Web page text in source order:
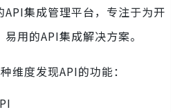
API集成管理平台，专注于为开
用的API集成解决方案。
维度发现API的功能：